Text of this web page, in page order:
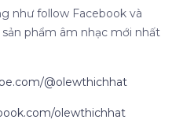
như follow Facebook và
phẩm âm nhạc mới nhất
@olewthichhat
olewthichhat